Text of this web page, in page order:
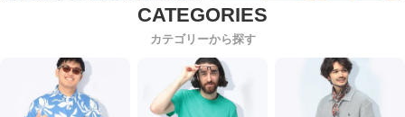
カテゴリーから探す